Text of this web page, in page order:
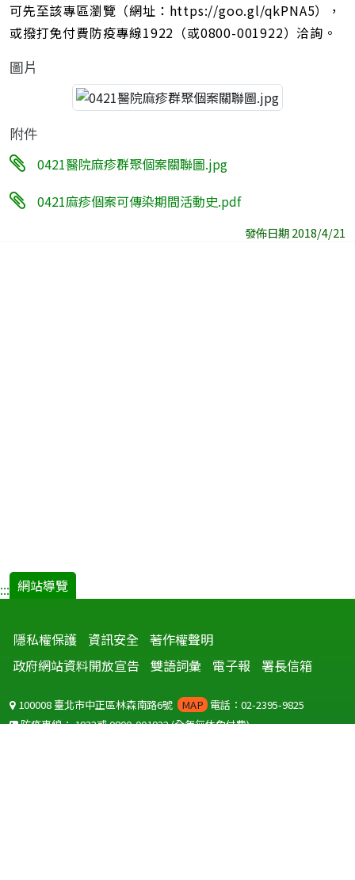
可先至該專區瀏覽（網址：https://goo.gl/qkPNA5），
或撥打免付費防疫專線1922（或0800-001922）洽詢。
圖片
附件
0421醫院麻疹群聚個案關聯圖.jpg
0421麻疹個案可傳染期間活動史.pdf
發佈日期 2018/4/21
::: 網站導覽
隱私權保護 資訊安全 著作權聲明
政府網站資料開放宣告
雙語詞彙 電子報 署長信箱
100008 臺北市中正區林森南路6號 MAP 電話：02-2395-9825
防疫專線：1922或0800-001922(全年無休免付費)